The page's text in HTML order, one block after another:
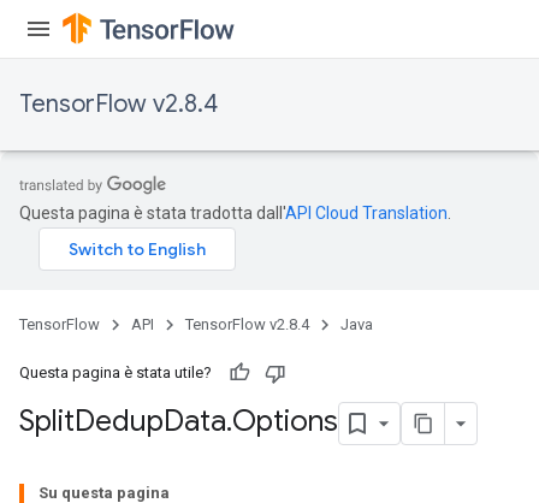
TensorFlow v2.8.4
Questa pagina è stata tradotta dall'API Cloud Translation
TensorFlow API TensorFlow v2.8.4 Java
Questa pagina è stata utile?
SplitDedupData.Options
Su questa pagina